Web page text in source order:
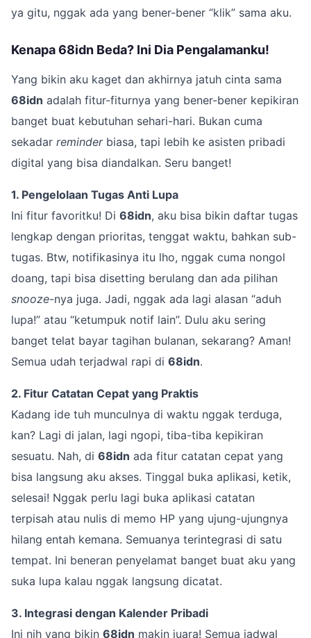
ya gitu, nggak ada yang bener-bener “klik” sama aku.
Kenapa 68idn Beda? Ini Dia Pengalamanku!
Yang bikin aku kaget dan akhirnya jatuh cinta sama
68idn adalah fitur-fiturnya yang bener-bener kepikiran
banget buat kebutuhan sehari-hari. Bukan cuma
sekadar reminderbiasa, tapi lebih ke asisten pribadi
digital yang bisa diandalkan. Seru banget!
1. Pengelolaan Tugas Anti Lupa
Ini fitur favoritku! Di 68idn, aku bisa bikin daftar tugas
lengkap dengan prioritas, tenggat waktu, bahkan sub-
tugas. Btw, notifikasinya itu lho, nggak cuma nongol
doang, tapi bisa disetting berulang dan ada pilihan
snooze-nya juga. Jadi, nggak ada lagi alasan “aduh
lupa!” atau “ketumpuk notif lain”. Dulu aku sering
banget telat bayar tagihan bulanan, sekarang? Aman!
Semua udah terjadwal rapi di 68idn.
2. Fitur Catatan Cepat yang Praktis
Kadang ide tuh munculnya di waktu nggak terduga,
kan? Lagi di jalan, lagi ngopi, tiba-tiba kepikiran
sesuatu. Nah, di 68idn ada fitur catatan cepat yang
bisa langsung aku akses. Tinggal buka aplikasi, ketik,
selesai! Nggak perlu lagi buka aplikasi catatan
terpisah atau nulis di memo HP yang ujung-ujungnya
hilang entah kemana. Semuanya terintegrasi di satu
tempat. Ini beneran penyelamat banget buat aku yang
suka lupa kalau nggak langsung dicatat.
3. Integrasi dengan Kalender Pribadi
Ini nih yang bikin 68idn makin juara! Semua jadwal